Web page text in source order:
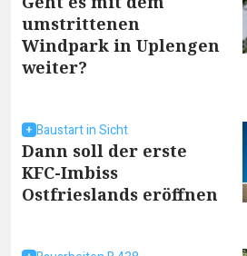
umstrittenen
Windpark in Uplengen
weiter?
Baustart in Sicht
Dann soll der erste
KFC-Imbiss
Ostfrieslands eröffnen